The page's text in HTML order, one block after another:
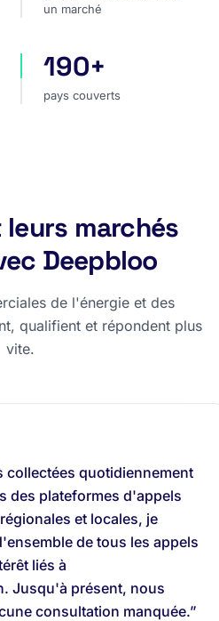
un marché
pays couverts
190+
pays couverts
marchés
Deepbloo
de l'énergie et des
qualifient et répondent plus
vite.
collectées quotidiennement
des plateformes d'appels
et locales, je
de tous les appels
liés à
Jusqu'à présent, nous
consultation manquée.”